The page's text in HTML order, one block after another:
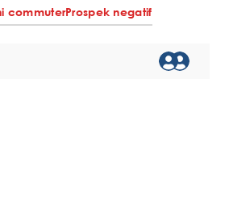
commuterProspek negatif